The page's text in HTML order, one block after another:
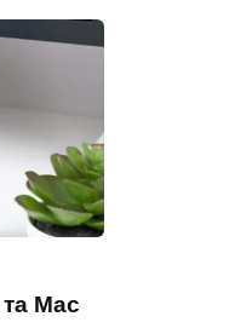
Mac